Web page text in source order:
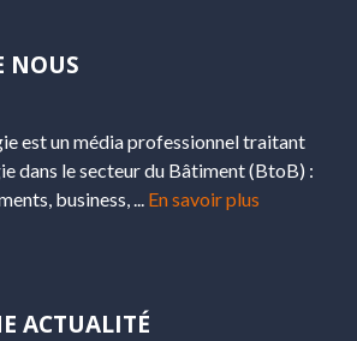
NOUS
est un média professionnel traitant
dans le secteur du Bâtiment (BtoB) :
business, ... En savoir plus
ACTUALITÉ